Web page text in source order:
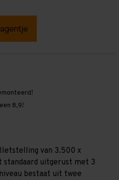
8,9!
van 3.500 x
standaard uitgerust met 3
bestaat uit twee